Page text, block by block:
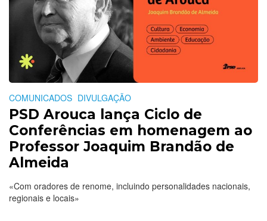
COMUNICADOS DIVULGAÇÃO
PSD Arouca lança Ciclo de
Conferências em homenagem ao
Professor Joaquim Brandão de
Almeida
«Com oradores de renome, incluindo personalidades nacionais,
regionais e locais»